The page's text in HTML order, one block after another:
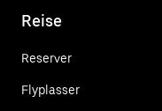
Reise
Reserver
Flyplasser